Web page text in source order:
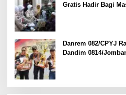
Gratis Hadir Bagi
Danrem 082/CPYJ
Dandim 0814/